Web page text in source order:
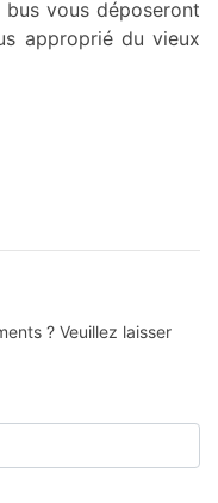
vous déposeront
approprié du vieux
? Veuillez laisser